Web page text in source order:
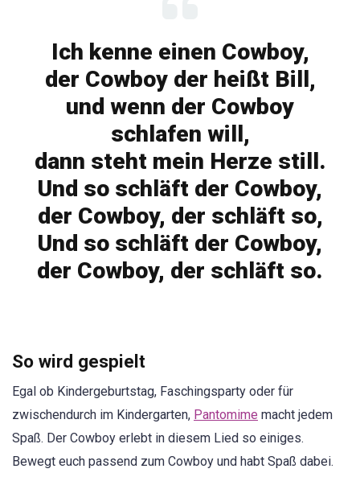
Ich kenne einen Cowboy,
der Cowboy der heißt Bill,
und wenn der Cowboy
schlafen will,
dann steht mein Herze still.
Und so schläft der Cowboy,
der Cowboy, der schläft so,
Und so schläft der Cowboy,
der Cowboy, der schläft so.
So wird gespielt
Egal ob Kindergeburtstag, Faschingsparty oder für
zwischendurch im Kindergarten, Pantomime macht jedem
Spaß. Der Cowboy erlebt in diesem Lied so einiges.
Bewegt euch passend zum Cowboy und habt Spaß dabei.